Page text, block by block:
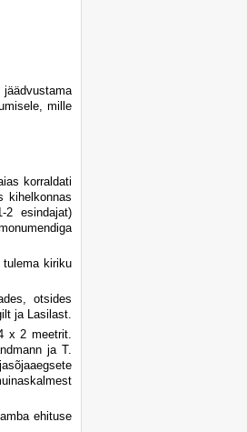
jäädvustama
mille
korraldati
kihelkonnas
2 esindajat)
kiriku
otsides
ja Lasilast.
x 2 meetrit.
ja T.
ehituse